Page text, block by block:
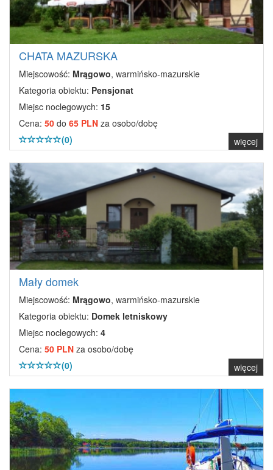
CHATA MAZURSKA
Miejscowość: Mrągowo, warmińsko-mazurskie
Kategoria obiektu: Pensjonat
Miejsc noclegowych: 15
Cena: 50 do 65 PLN za osobo/dobę
(0)
więcej
Mały domek
Miejscowość: Mrągowo, warmińsko-mazurskie
Kategoria obiektu: Domek letniskowy
Miejsc noclegowych: 4
Cena: 50 PLN za osobo/dobę
(0)
więcej